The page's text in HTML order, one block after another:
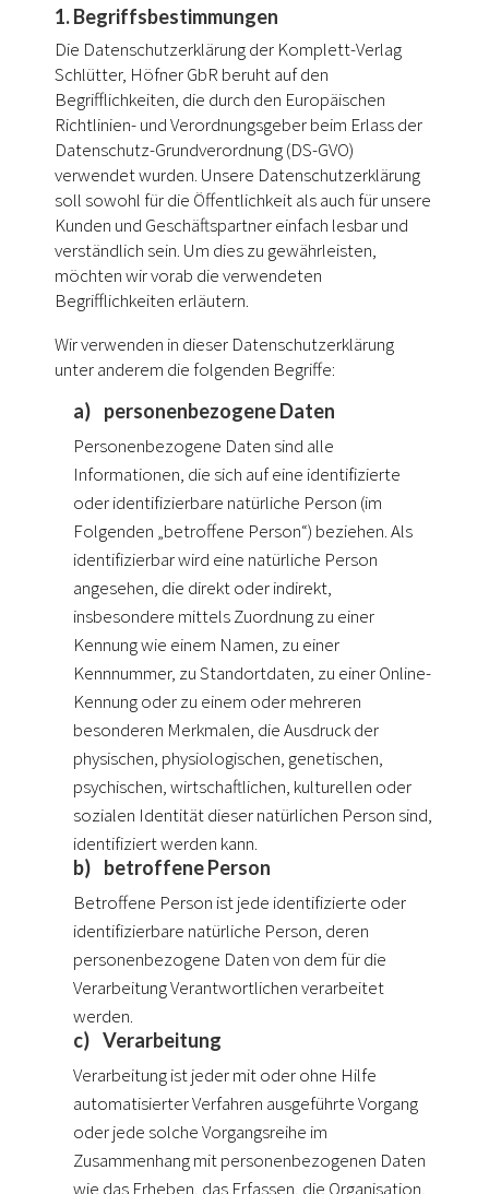
1. Begriffsbestimmungen
Die Datenschutzerklärung der Komplett-Verlag
Schlütter, Höfner GbR beruht auf den
Begrifflichkeiten, die durch den Europäischen
Richtlinien- und Verordnungsgeber beim Erlass der
Datenschutz-Grundverordnung (DS-GVO)
verwendet wurden. Unsere Datenschutzerklärung
soll sowohl für die Öffentlichkeit als auch für unsere
Kunden und Geschäftspartner einfach lesbar und
verständlich sein. Um dies zu gewährleisten,
möchten wir vorab die verwendeten
Begrifflichkeiten erläutern.
Wir verwenden in dieser Datenschutzerklärung
unter anderem die folgenden Begriffe:
a) personenbezogene Daten
Personenbezogene Daten sind alle
Informationen, die sich auf eine identifizierte
oder identifizierbare natürliche Person (im
Folgenden „betroffene Person“) beziehen. Als
identifizierbar wird eine natürliche Person
angesehen, die direkt oder indirekt,
insbesondere mittels Zuordnung zu einer
Kennung wie einem Namen, zu einer
Kennnummer, zu Standortdaten, zu einer Online-
Kennung oder zu einem oder mehreren
besonderen Merkmalen, die Ausdruck der
physischen, physiologischen, genetischen,
psychischen, wirtschaftlichen, kulturellen oder
sozialen Identität dieser natürlichen Person sind,
identifiziert werden kann.
b) betroffene Person
Betroffene Person ist jede identifizierte oder
identifizierbare natürliche Person, deren
personenbezogene Daten von dem für die
Verarbeitung Verantwortlichen verarbeitet
werden.
c) Verarbeitung
Verarbeitung ist jeder mit oder ohne Hilfe
automatisierter Verfahren ausgeführte Vorgang
oder jede solche Vorgangsreihe im
Zusammenhang mit personenbezogenen Daten
wie das Erheben, das Erfassen, die Organisation,